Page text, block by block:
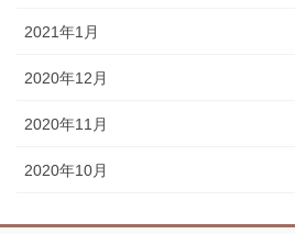
2021年1月
2020年12月
2020年11月
2020年10月